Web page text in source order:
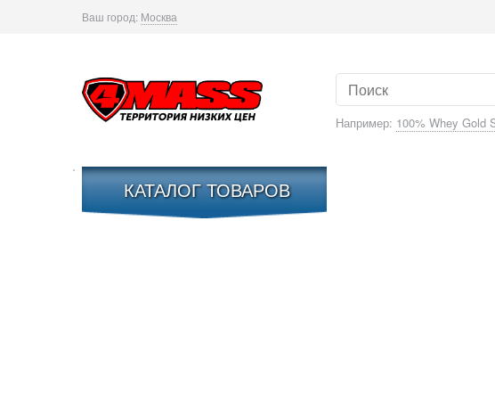
Ваш город: Москва
Например: 100% Whey Gold
КАТАЛОГ ТОВАРОВ